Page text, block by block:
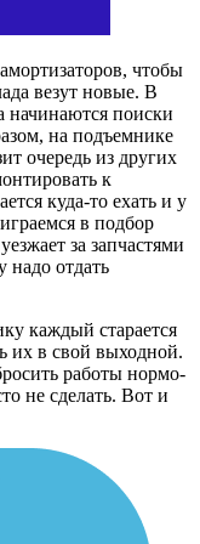
чтобы
везут новые. В
начинаются поиски
на подъемнике
очередь из других
к
куда-то ехать и у
в подбор
за запчастями
надо отдать
каждый старается
их в свой выходной.
работы нормо-
не сделать. Вот и